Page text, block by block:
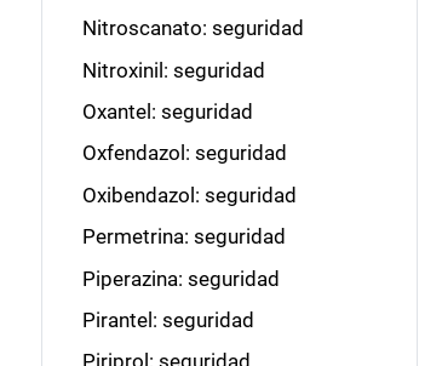
Nitroscanato: seguridad
Nitroxinil: seguridad
Oxantel: seguridad
Oxfendazol: seguridad
Oxibendazol: seguridad
Permetrina: seguridad
Piperazina: seguridad
Pirantel: seguridad